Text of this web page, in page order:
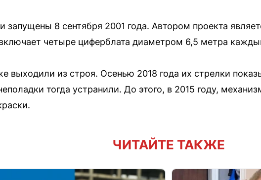
запущены 8 сентября 2001 года. Автором проекта
четыре циферблата диаметром 6,5 метра
выходили из строя. Осенью 2018 года их стрелки
тогда устранили. До этого, в 2015 году,
ЧИТАЙТЕ ТАКЖЕ